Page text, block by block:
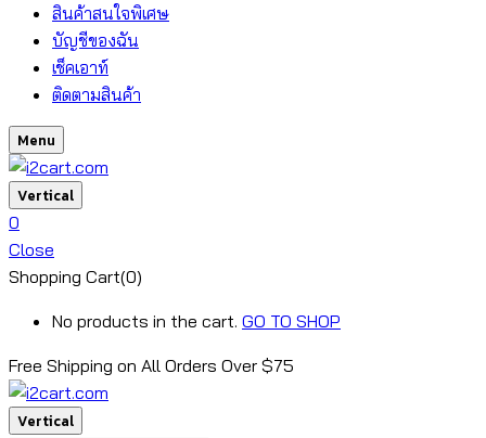
สินค้าสนใจพิเศษ
บัญชีของฉัน
เช็คเอาท์
ติดตามสินค้า
Menu
Vertical
0
Close
Shopping Cart(0)
No products in the cart. GO TO SHOP
Free Shipping on All Orders Over $75
Vertical